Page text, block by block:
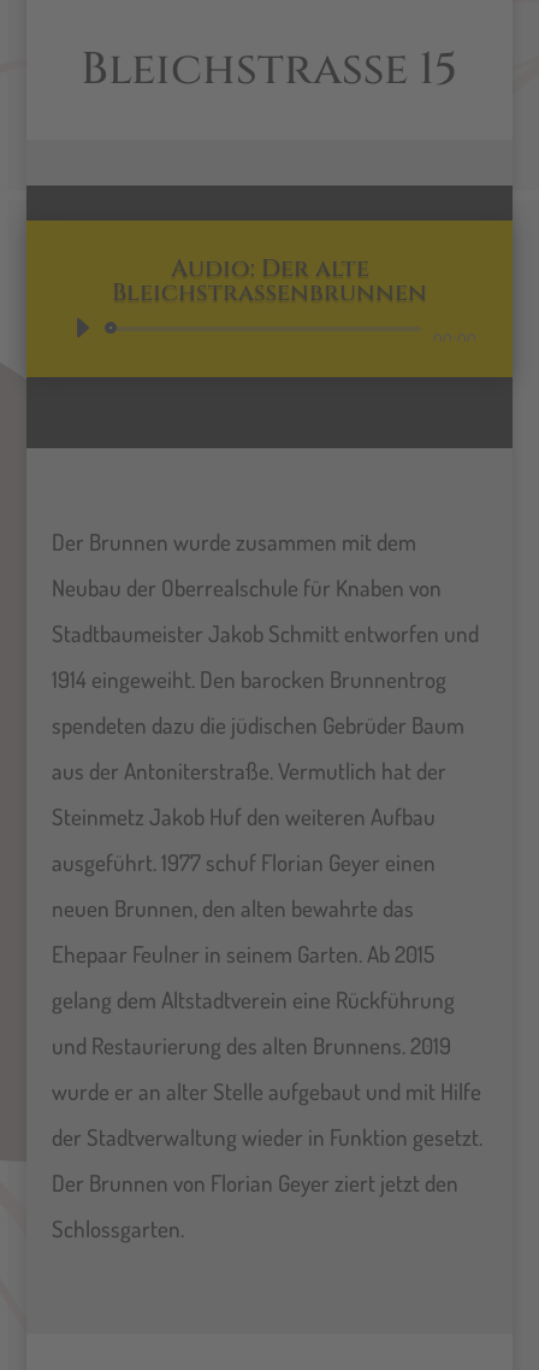
Bleichstraße 15
Audio: Der alte
Bleichstraßenbrunnen
Player
00:00
Der Brunnen wurde zusammen mit dem
Neubau der Oberrealschule für Knaben von
Stadtbaumeister Jakob Schmitt entworfen und
1914 eingeweiht. Den barocken Brunnentrog
spendeten dazu die jüdischen Gebrüder Baum
aus der Antoniterstraße. Vermutlich hat der
Steinmetz Jakob Huf den weiteren Aufbau
ausgeführt. 1977 schuf Florian Geyer einen
neuen Brunnen, den alten bewahrte das
Ehepaar Feulner in seinem Garten. Ab 2015
gelang dem Altstadtverein eine Rückführung
und Restaurierung des alten Brunnens. 2019
wurde er an alter Stelle aufgebaut und mit Hilfe
der Stadtverwaltung wieder in Funktion gesetzt.
Der Brunnen von Florian Geyer ziert jetzt den
Schlossgarten.